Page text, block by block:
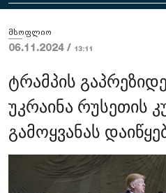
მსოფლიო
06.11.2024 / 13:11
ტრამპის
უკრაინა რუსეთის
გამოყვანას